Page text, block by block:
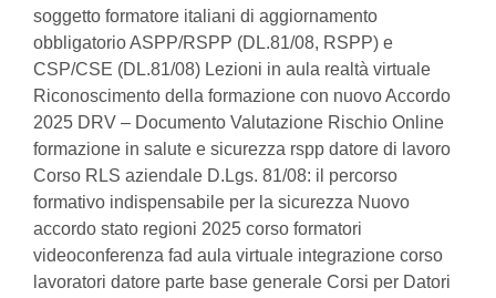
soggetto formatore italiani di aggiornamento
obbligatorio ASPP/RSPP (DL.81/08, RSPP) e
CSP/CSE (DL.81/08) Lezioni in aula realtà virtuale
Riconoscimento della formazione con nuovo Accordo
2025 DRV – Documento Valutazione Rischio Online
formazione in salute e sicurezza rspp datore di lavoro
Corso RLS aziendale D.Lgs. 81/08: il percorso
formativo indispensabile per la sicurezza Nuovo
accordo stato regioni 2025 corso formatori
videoconferenza fad aula virtuale integrazione corso
lavoratori datore parte base generale Corsi per Datori